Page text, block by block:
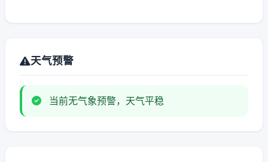
天气预警
当前无气象预警，天气平稳